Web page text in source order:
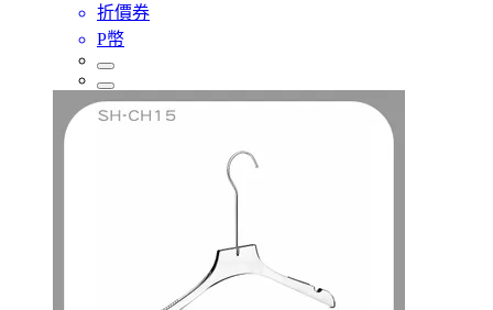
折價券
P幣